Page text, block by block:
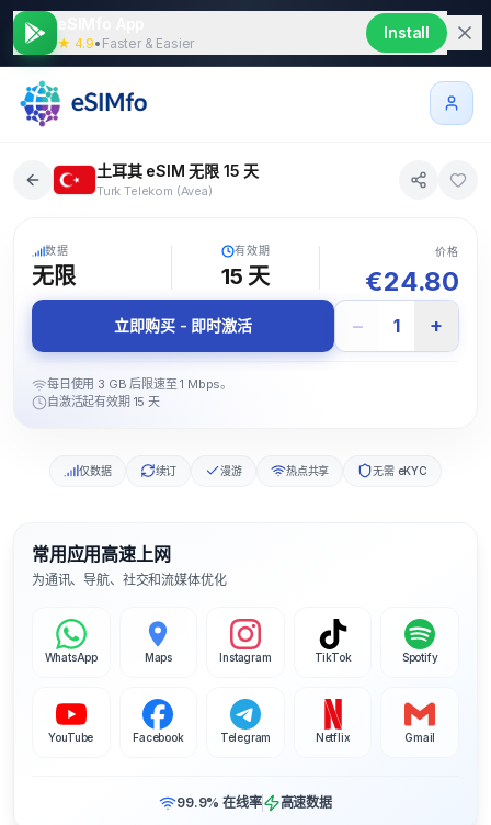
★ 4.9• Faster & Easier
Install
土耳其 eSIM 无限 15 天
Turk Telekom (Avea)
数据
无限
有效期
15 天
价格
€24.80
立即购买 - 即时激活 − 1 +
每日使用 3 GB 后限速至 1 Mbps。
自激活起有效期 15 天
仅数据 续订 漫游 热点共享 无需 eKYC
常用应用高速上网
为通讯、导航、社交和流媒体优化
WhatsApp Maps Instagram TikTok Spotify
YouTube Facebook Telegram Netflix Gmail
99.9% 在线率 高速数据